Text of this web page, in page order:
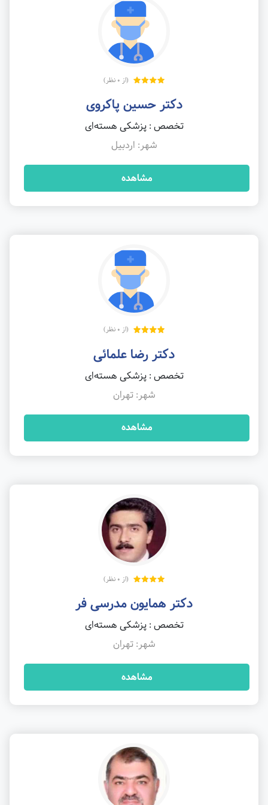
(از 0 نظر)
دکتر حسین پاکروی
تخصص : پزشکی هسته‌ای
شهر: اردبیل
مشاهده
(از 0 نظر)
دکتر رضا علمائی
تخصص : پزشکی هسته‌ای
شهر: تهران
مشاهده
(از 0 نظر)
دکتر همایون مدرسی فر
تخصص : پزشکی هسته‌ای
شهر: تهران
مشاهده